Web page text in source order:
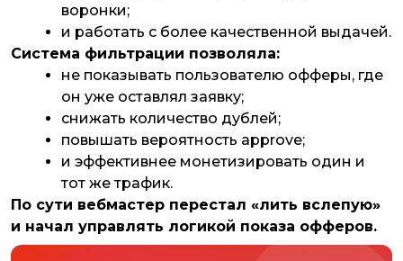
воронки;
и работать с более качественной выдачей.
Система фильтрации позволяла:
не показывать пользователю офферы, где
он уже оставлял заявку;
снижать количество дублей;
повышать вероятность approve;
и эффективнее монетизировать один и
тот же трафик.
По сути вебмастер перестал «лить вслепую»
и начал управлять логикой показа офферов.